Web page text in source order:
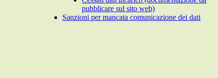
pubblicare sul sito web)
Sanzioni per mancata comunicazione dei dati